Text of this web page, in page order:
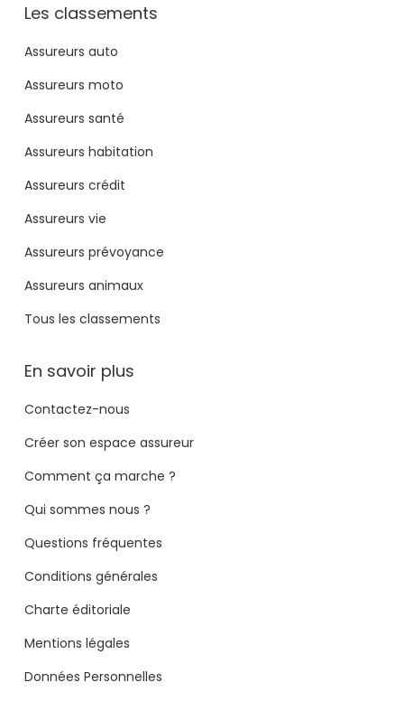
Les classements
Assureurs auto
Assureurs moto
Assureurs santé
Assureurs habitation
Assureurs crédit
Assureurs vie
Assureurs prévoyance
Assureurs animaux
Tous les classements
En savoir plus
Contactez-nous
Créer son espace assureur
Comment ça marche ?
Qui sommes nous ?
Questions fréquentes
Conditions générales
Charte éditoriale
Mentions légales
Données Personnelles